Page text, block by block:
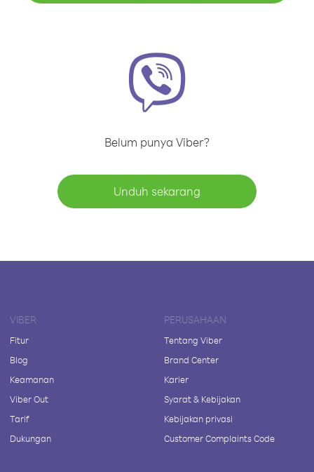
Belum punya Viber?
Unduh sekarang
VIBER
Fitur
Blog
Keamanan
Viber Out
Tarif
Dukungan
PERUSAHAAN
Tentang Viber
Brand Center
Karier
Syarat & Kebijakan
Kebijakan privasi
Customer Complaints Code